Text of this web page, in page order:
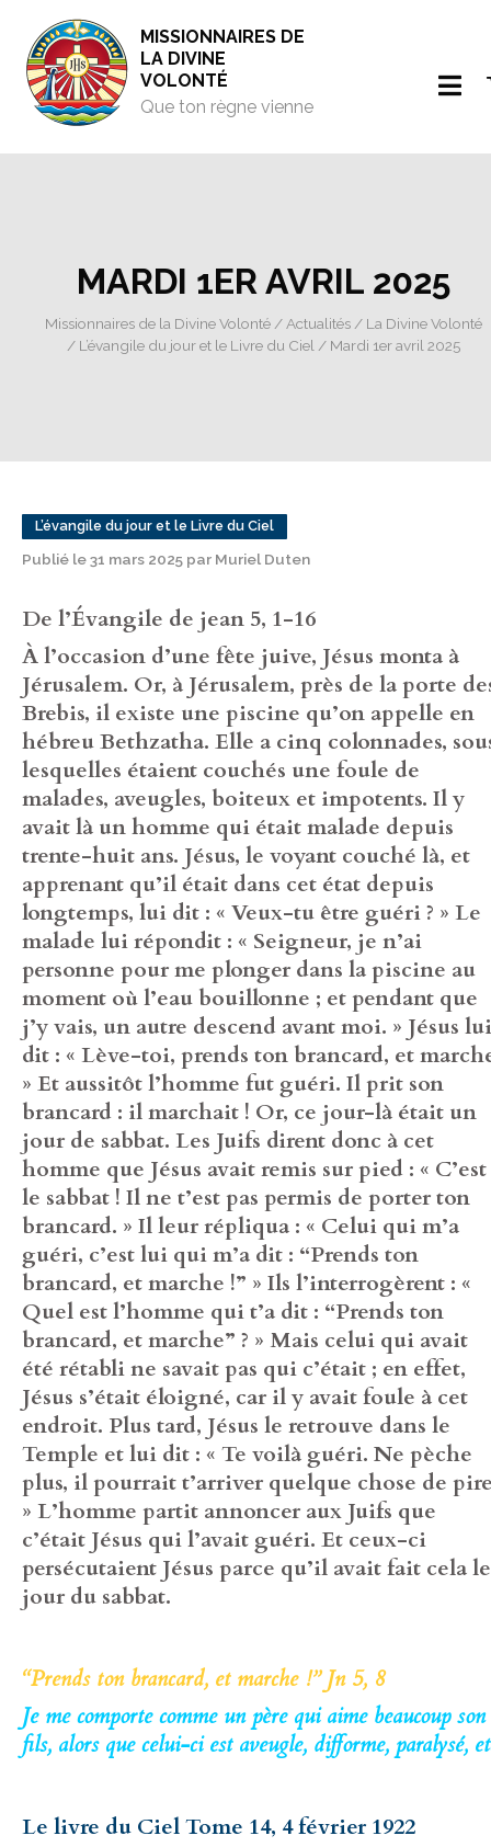
MISSIONNAIRES DE
LA DIVINE
VOLONTÉ
Que ton règne vienne
MARDI 1ER AVRIL 2025
Missionnaires de la Divine Volonté/ Actualités/ La Divine Volonté
/ L’évangile du jour et le Livre du Ciel / Mardi 1er avril 2025
L’évangile du jour et le Livre du Ciel
Publié le 31 mars 2025 par Muriel Duten
De l’Évangile de jean 5, 1-16
À l’occasion d’une fête juive, Jésus monta à
Jérusalem. Or, à Jérusalem, près de la porte
Brebis, il existe une piscine qu’on appelle en
hébreu Bethzatha. Elle a cinq colonnades,
lesquelles étaient couchés une foule de
malades, aveugles, boiteux et impotents. Il y
avait là un homme qui était malade depuis
trente-huit ans. Jésus, le voyant couché là, et
apprenant qu’il était dans cet état depuis
longtemps, lui dit : « Veux-tu être guéri ? » Le
malade lui répondit : « Seigneur, je n’ai
personne pour me plonger dans la piscine au
moment où l’eau bouillonne ; et pendant que
j’y vais, un autre descend avant moi. » Jésus lui
dit : « Lève-toi, prends ton brancard, et
» Et aussitôt l’homme fut guéri. Il prit son
brancard : il marchait ! Or, ce jour-là était un
jour de sabbat. Les Juifs dirent donc à cet
homme que Jésus avait remis sur pied : « C’est
le sabbat ! Il ne t’est pas permis de porter ton
brancard. » Il leur répliqua : « Celui qui m’a
guéri, c’est lui qui m’a dit : “Prends ton
brancard, et marche !” » Ils l’interrogèrent : «
Quel est l’homme qui t’a dit : “Prends ton
brancard, et marche” ? » Mais celui qui avait
été rétabli ne savait pas qui c’était ; en effet,
Jésus s’était éloigné, car il y avait foule à cet
endroit. Plus tard, Jésus le retrouve dans le
Temple et lui dit : « Te voilà guéri. Ne pèche
plus, il pourrait t’arriver quelque chose de
» L’homme partit annoncer aux Juifs que
c’était Jésus qui l’avait guéri. Et ceux-ci
persécutaient Jésus parce qu’il avait fait cela le
jour du sabbat.
“Prends ton brancard, et marche !” Jn 5, 8
Je me comporte comme un père qui aime beaucoup son
fils, alors que celui-ci est aveugle, difforme, paralysé,
Le livre du Ciel Tome 14, 4 février 1922